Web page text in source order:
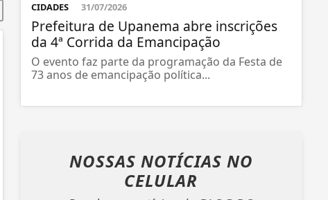
CIDADES 31/07/2026
Prefeitura de Upanema abre inscrições
da 4ª Corrida da Emancipação
O evento faz parte da programação da Festa de
73 anos de emancipação política...
NOSSAS NOTÍCIAS NO
CELULAR